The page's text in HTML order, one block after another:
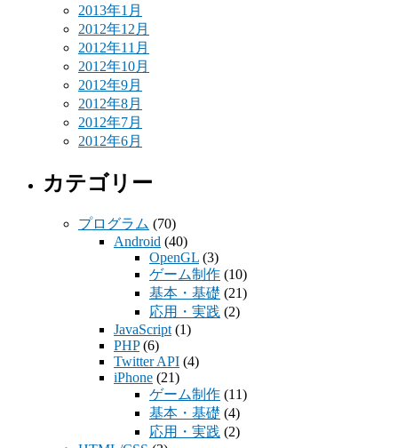
2013年1月
2012年12月
2012年11月
2012年10月
2012年9月
2012年8月
2012年7月
2012年6月
カテゴリー
プログラム (70)
Android (40)
OpenGL (3)
ゲーム制作 (10)
基本・基礎 (21)
応用・実践 (2)
JavaScript (1)
PHP(6)
Twitter API (4)
iPhone (21)
ゲーム制作 (11)
基本・基礎 (4)
応用・実践 (2)